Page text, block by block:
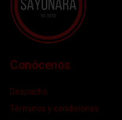
Conócenos
Despacho
Términos y condiciones